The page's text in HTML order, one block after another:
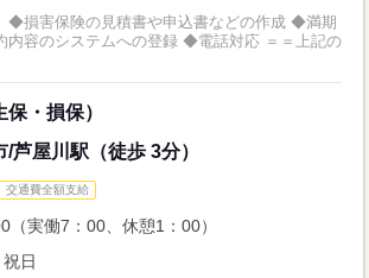
のシステムへの登録 ◆電話対応 ＝＝上記の
・損保）
芦屋川駅（徒歩 3分）
交通費全額支給
（実働7：00、休憩1：00）
日